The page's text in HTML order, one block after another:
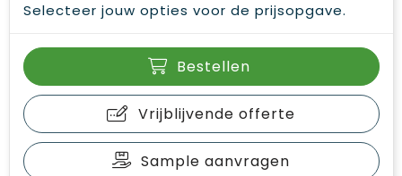
Selecteer jouw opties voor de prijsopgave.
Bestellen
Vrijblijvende offerte
Sample aanvragen